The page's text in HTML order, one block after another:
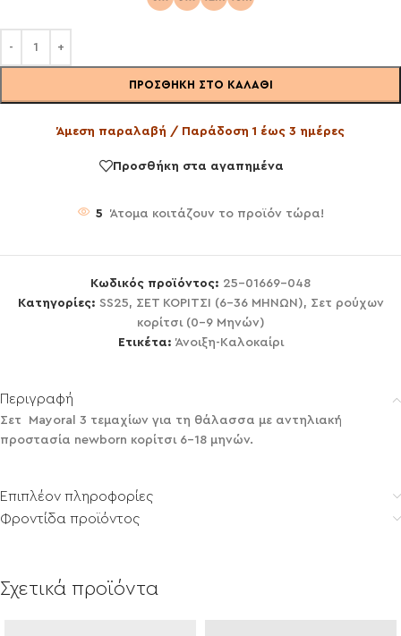
ΠΡΟΣΘΉΚΗ ΣΤΟ ΚΑΛΆΘΙ
Άμεση παραλαβή / Παράδοση 1 έως 3 ημέρες
Προσθήκη στα αγαπημένα
5 Άτομα κοιτάζουν το προϊόν τώρα!
Κωδικός προϊόντος: 25-01669-048
Κατηγορίες: SS25, ΣΕΤ ΚΟΡΙΤΣΙ (6-36 ΜΗΝΩΝ), Σετ ρούχων
κορίτσι (0-9 Μηνών)
Ετικέτα: Άνοιξη-Καλοκαίρι
Περιγραφή
Σετ Mayoral 3 τεμαχίων για τη θάλασσα με αντηλιακή
προστασία newborn κορίτσι 6-18 μηνών.
Επιπλέον πληροφορίες
Φροντίδα προϊόντος
Σχετικά προϊόντα